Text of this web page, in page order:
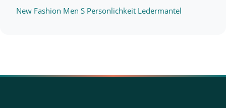
New Fashion Men S Personlichkeit Ledermantel